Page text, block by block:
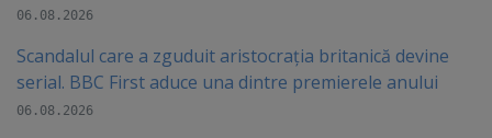
06.08.2026
Scandalul care a zguduit aristocrația britanică devine
serial. BBC First aduce una dintre premierele anului
06.08.2026